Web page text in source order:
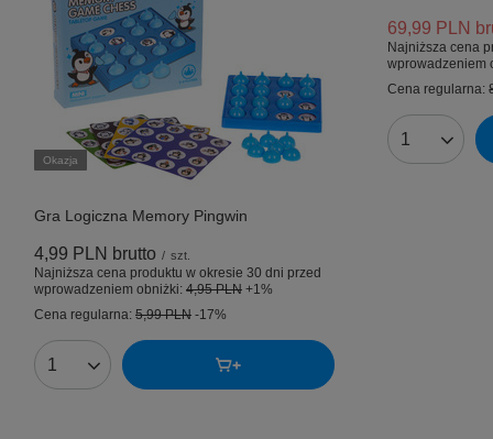
Okazja
Gra Logiczna Memory Pingwin
4,99 PLN brutto / szt.
Najniższa cena produktu w okresie 30 dni przed
wprowadzeniem obniżki: 4,95 PLN +1%
Cena regularna: 5,99 PLN -17%
Ilość produktów
69,99 PLN
Najniższa cena
wprowadzeniem
Cena regularna:
Ilość